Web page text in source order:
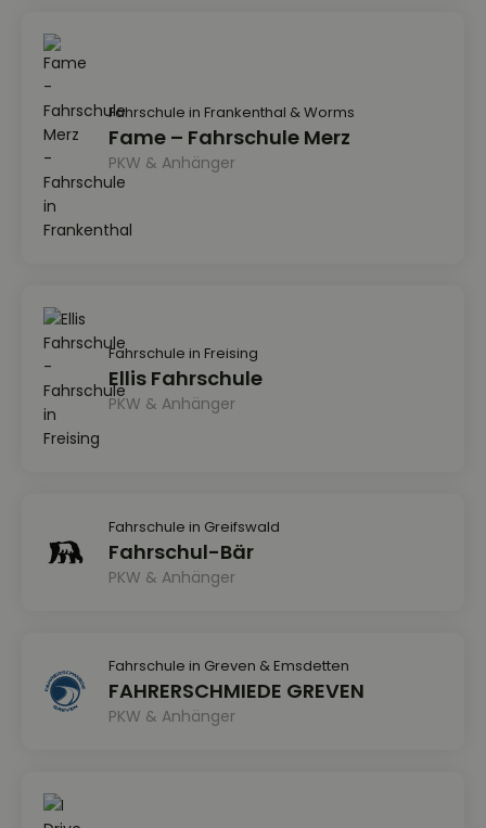
Fahrschule in Frankenthal & Worms
Fame – Fahrschule Merz
PKW & Anhänger
Fahrschule in Freising
Ellis Fahrschule
PKW & Anhänger
Fahrschule in Greifswald
Fahrschul-Bär
PKW & Anhänger
Fahrschule in Greven & Emsdetten
FAHRERSCHMIEDE GREVEN
PKW & Anhänger